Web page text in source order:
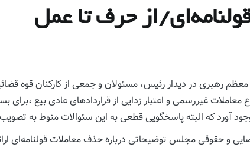
از حرف تا عمل
رهبری در دیدار رئیس، مسئولان و جمعی از کارکنان قوه
غیررسمی و اعتبار زدایی از قراردادهای عادی بیع
آورد که البته پاسخگویی قطعی به این سئوالات منوط به
و حقوقی مجلس توضیحاتی درباره حذف معاملات قولنامه‌ای